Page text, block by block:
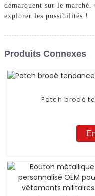
démarquent sur le
explorer les possibilités !
Produits Connexes
Patch brodé